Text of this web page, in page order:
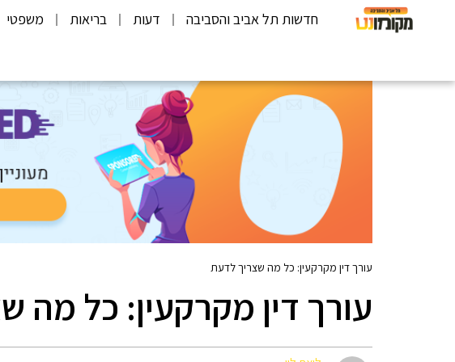
חדשות תל אביב והסביבה דעות בריאות משפטי
עורך דין מקרקעין: כל מה שצריך לדעת
עורך דין מקרקעין: כל מה